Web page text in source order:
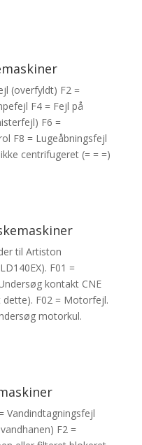
(overfyldt) F2 =
F4 = Fejl på
F6 =
F8 = Lugeåbningsfejl
centrifugeret (= = =)
til Artiston
F01 =
kontakt CNE
F02 = Motorfejl.
motorkul.
Vandindtagningsfejl
F2 =